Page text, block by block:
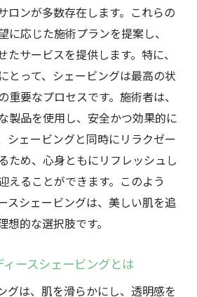
ロンが多数存在します。これらの
に応じた施術プランを提案し、
たサービスを提供します。特に、
とって、シェービングは最高の状
重要なプロセスです。施術者は、
製品を使用し、安全かつ効果的に
シェービングと同時にリラクゼー
ため、心身ともにリフレッシュし
えることができます。このよう
スシェービングは、美しい肌を追
的な選択肢です。
ースシェービングとは
グは、肌を滑らかにし、透明感を